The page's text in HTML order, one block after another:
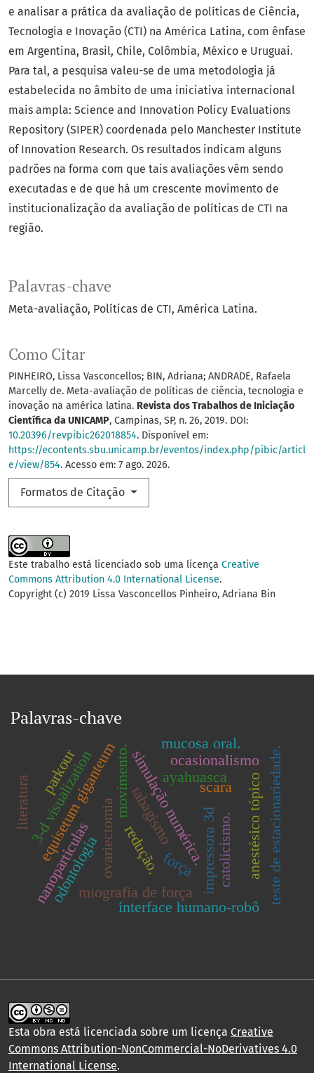
Palavras-chave
Meta-avaliação Políticas de CTI América Latina.
Como Citar
PINHEIRO, Lissa Vasconcellos; BIN, Adriana; ANDRADE, Rafaela
Marcelly de. Meta-avaliação de políticas de ciência, tecnologia e
inovação na américa latina. Revista dos Trabalhos de Iniciação
Científica da UNICAMP, Campinas, SP, n. 26, 2019. DOI:
10.20396/revpibic262018854. Disponível em:
https://econtents.sbu.unicamp.br/eventos/index.php/pibic/articl
e/view/854. Acesso em: 7 ago. 2026.
Formatos de Citação
e analisar a prática da avaliação de políticas de Ciência,
Tecnologia e Inovação (CTI) na América Latina, com ênfase
em Argentina, Brasil, Chile, Colômbia, México e Uruguai.
Para tal, a pesquisa valeu-se de uma metodologia já
estabelecida no âmbito de uma iniciativa internacional
mais ampla: Science and Innovation Policy Evaluations
Repository (SIPER) coordenada pelo Manchester Institute
of Innovation Research. Os resultados indicam alguns
padrões na forma com que tais avaliações vêm sendo
executadas e de que há um crescente movimento de
institucionalização da avaliação de políticas de CTI na
região.
Este trabalho está licenciado sob uma licença Creative
Commons Attribution 4.0 International License.
Copyright (c) 2019 Lissa Vasconcellos Pinheiro, Adriana Bin
Palavras-chave
impressora 3d
scara
simulação numérica.
equisetum giganteum
ovariectomia
miografia de força
interface humano-robô
ayahuasca
tabagismo
redução.
ocasionalismo
força
movimento. anestésico tópico
odontologia
mucosa oral.
3-d visualization
parkour teste de estacionariedade.
nanoparticulas
literatura
catolicismo.
Esta obra está licenciada sobre um licença Creative
Commons Attribution-NonCommercial-NoDerivatives 4.0
International License.